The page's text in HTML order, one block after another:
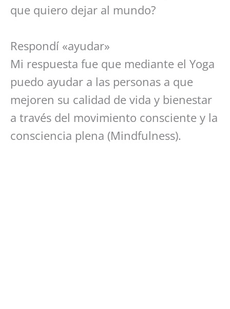
que quiero dejar al mundo?
Respondí «ayudar»
Mi respuesta fue que mediante el Yoga
puedo ayudar a las personas a que
mejoren su calidad de vida y bienestar
a través del movimiento consciente y la
consciencia plena (Mindfulness).